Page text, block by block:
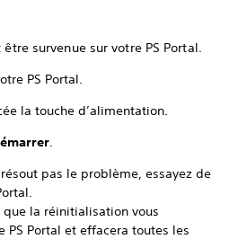
survenue sur votre PS Portal.
PS Portal.
la touche d’alimentation.
.
pas le problème, essayez de
la réinitialisation vous
PS Portal et effacera toutes les